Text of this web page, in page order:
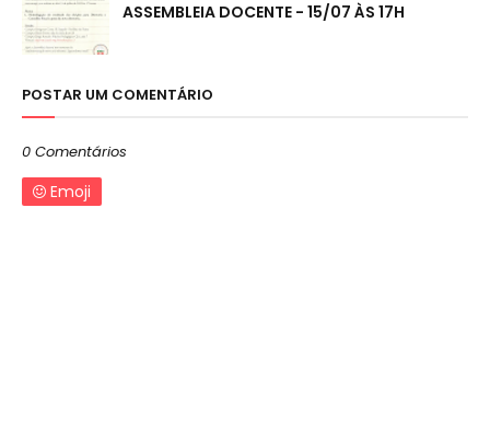
ASSEMBLEIA DOCENTE - 15/07 ÀS 17H
POSTAR UM COMENTÁRIO
0 Comentários
Emoji